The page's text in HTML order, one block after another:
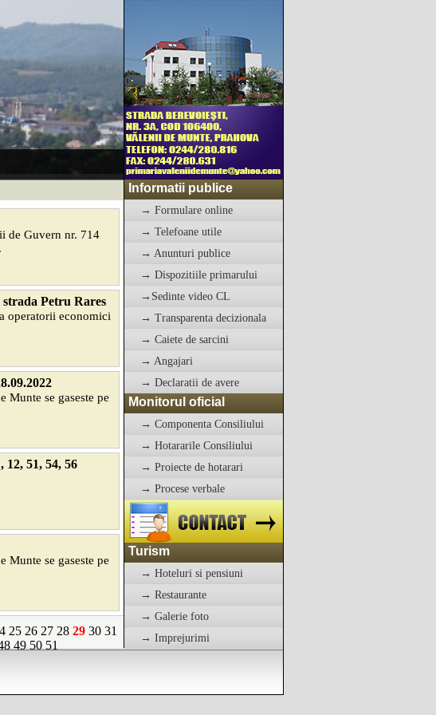
de Guvern nr. 714
Petru Rares
operatorii economici
Munte se gaseste pe
12, 51, 54, 56
Munte se gaseste pe
25 26 27 28 29 30 31
49 50 51
Informatii publice
→ Formulare online
→ Telefoane utile
→ Anunturi publice
→ Dispozitiile primarului
→Sedinte video CL
→ Transparenta decizionala
→ Caiete de sarcini
→ Angajari
→ Declaratii de avere
Monitorul oficial
→ Componenta Consiliului
→ Hotararile Consiliului
→ Proiecte de hotarari
→ Procese verbale
Turism
→ Hoteluri si pensiuni
→ Restaurante
→ Galerie foto
→ Imprejurimi